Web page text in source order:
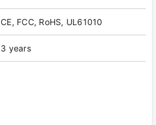
CE, FCC, RoHS, UL61010
3 years